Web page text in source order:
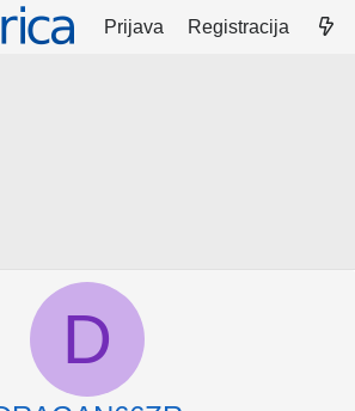
Prijava Registracija
D